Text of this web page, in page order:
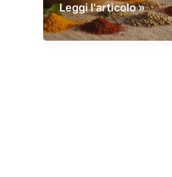
Le
Spezie
Marocchine
Leggi l'articolo »